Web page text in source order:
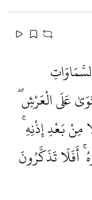
عَلَى الْعَرْشِ
مِنْ بَعْدِ إِذْنِهِ
أَفَلَا تَذَكَّرُونَ